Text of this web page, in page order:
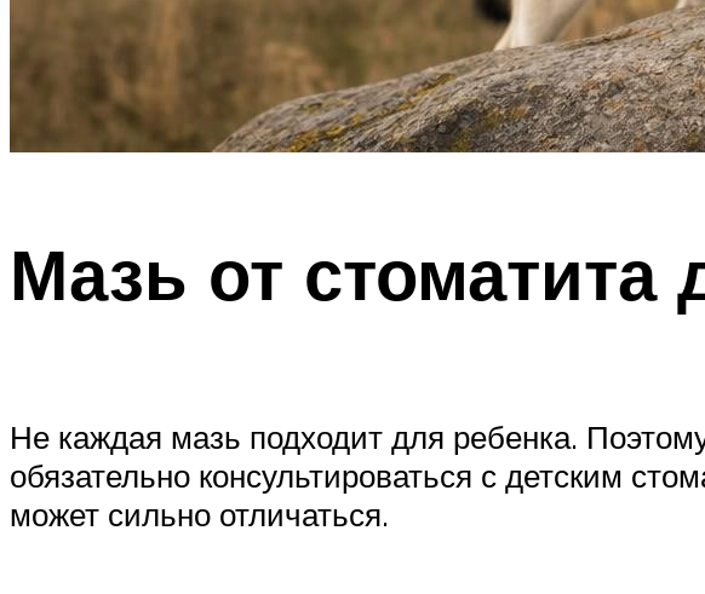
Мазь от стоматита
Не каждая мазь подходит для ребенка.
обязательно консультироваться с детским
может сильно отличаться.